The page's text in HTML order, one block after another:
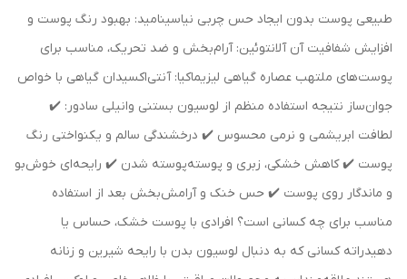
طبیعی پوست بدون ایجاد حس چربی نیاسینامید: بهبود رنگ پوست و
افزایش شفافیت آن آلانتوئین: آرام‌بخش و ضد تحریک، مناسب برای
پوست‌های ملتهب عصاره گیاهی لیزیماکیا: آنتی‌اکسیدان گیاهی با خواص
جوان‌ساز نتیجه استفاده منظم از لوسیون بستنی وانیلی سادور: ✔️
لطافت ابریشمی و نرمی محسوس ✔️ درخشندگی سالم و یکنواختی رنگ
پوست ✔️ کاهش خشکی، زبری و پوسته‌پوسته شدن ✔️ رایحه‌ای خوش‌بو
و ماندگار روی پوست ✔️ حس خنک و آرامش‌بخش بعد از استفاده
مناسب برای چه کسانی است؟ افرادی با پوست خشک، حساس یا
دهیدراته کسانی که به دنبال لوسیون بدن با رایحه شیرین و زنانه